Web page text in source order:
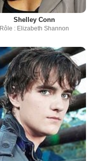
Shelley Conn
Rôle : Elizabeth Shannon